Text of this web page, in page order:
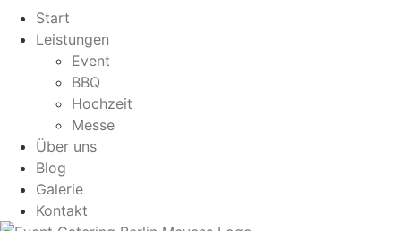
Start
Leistungen
Event
BBQ
Hochzeit
Messe
Über uns
Blog
Galerie
Kontakt